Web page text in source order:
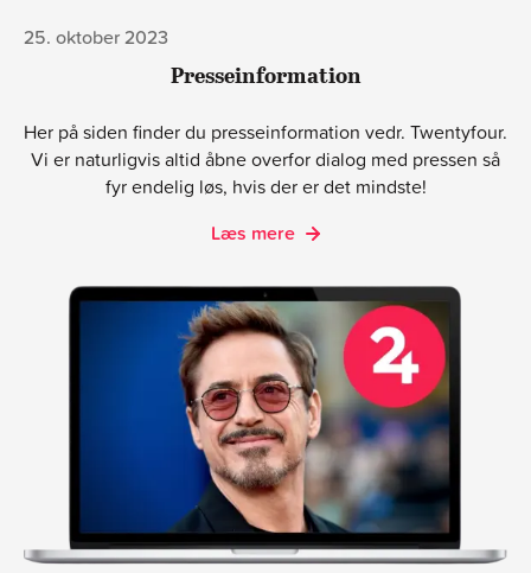
25. oktober 2023
Presseinformation
Her på siden finder du presseinformation vedr. Twentyfour.
Vi er naturligvis altid åbne overfor dialog med pressen så
fyr endelig løs, hvis der er det mindste!
Læs mere